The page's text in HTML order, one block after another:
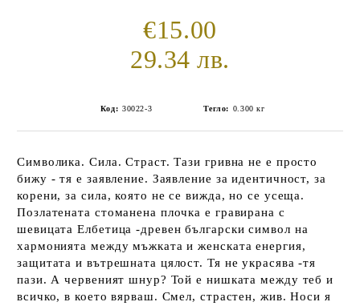
€15.00
29.34 лв.
Код: 30022-3 Тегло: 0.300 кг
Символика. Сила. Страст. Тази гривна не е просто
бижу - тя е заявление. Заявление за идентичност, за
корени, за сила, която не се вижда, но се усеща.
Позлатената стоманена плочка е гравирана с
шевицата Елбетица -древен български символ на
хармонията между мъжката и женската енергия,
защитата и вътрешната цялост. Тя не украсява -тя
пази. А червеният шнур? Той е нишката между теб и
всичко, в което вярваш. Смел, страстен, жив. Носи я